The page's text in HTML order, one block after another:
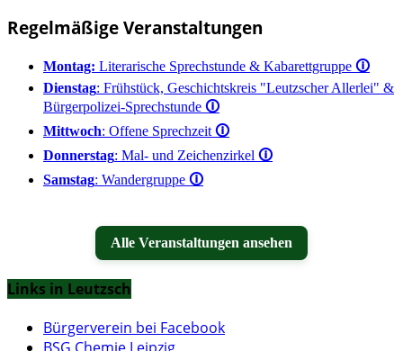
Regelmäßige Veranstaltungen
Montag: Literarische Sprechstunde & Kabarettgruppe 🛈
Dienstag: Frühstück, Geschichtskreis "Leutzscher Allerlei" &
Bürgerpolizei-Sprechstunde 🛈
Mittwoch: Offene Sprechzeit 🛈
Donnerstag: Mal- und Zeichenzirkel 🛈
Samstag: Wandergruppe 🛈
Alle Veranstaltungen ansehen
Links in Leutzsch
Bürgerverein bei Facebook